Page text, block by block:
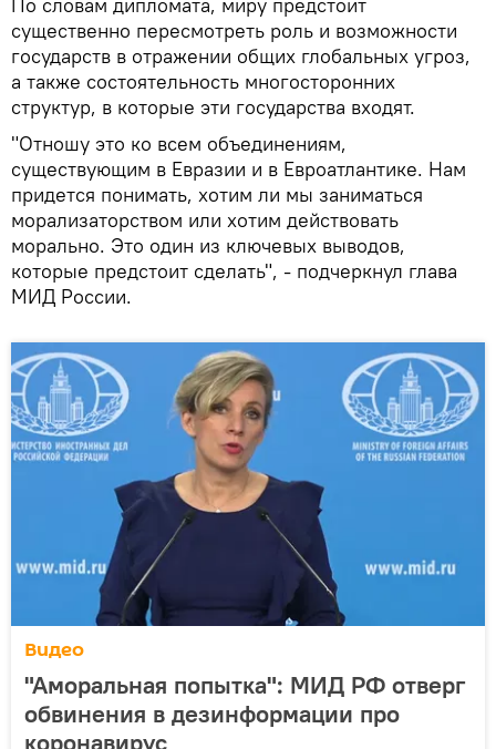
существенно пересмотреть роль и возможности
государств в отражении общих глобальных угроз,
а также состоятельность многосторонних
структур, в которые эти государства входят.
"Отношу это ко всем объединениям,
существующим в Евразии и в Евроатлантике. Нам
придется понимать, хотим ли мы заниматься
морализаторством или хотим действовать
морально. Это один из ключевых выводов,
которые предстоит сделать", - подчеркнул глава
МИД России.
Видео
"Аморальная попытка": МИД РФ отверг
обвинения в дезинформации про
коронавирус